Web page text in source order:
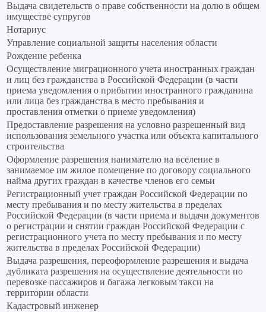
Выдача свидетельств о праве собственности на долю в общем
имуществе супругов
Нотариус
Управление социальной защиты населения области
Рождение ребенка
Осуществление миграционного учета иностранных граждан
и лиц без гражданства в Российской Федерации (в части
приема уведомления о прибытии иностранного гражданина
или лица без гражданства в место пребывания и
проставления отметки о приеме уведомления)
Предоставление разрешения на условно разрешенный вид
использования земельного участка или объекта капитального
строительства
Оформление разрешения нанимателю на вселение в
занимаемое им жилое помещение по договору социального
найма других граждан в качестве членов его семьи
Регистрационный учет граждан Российской Федерации по
месту пребывания и по месту жительства в пределах
Российской Федерации (в части приема и выдачи документов
о регистрации и снятии граждан Российской Федерации с
регистрационного учета по месту пребывания и по месту
жительства в пределах Российской Федерации)
Выдача разрешения, переоформление разрешения и выдача
дубликата разрешения на осуществление деятельности по
перевозке пассажиров и багажа легковым такси на
территории области
Кадастровый инженер